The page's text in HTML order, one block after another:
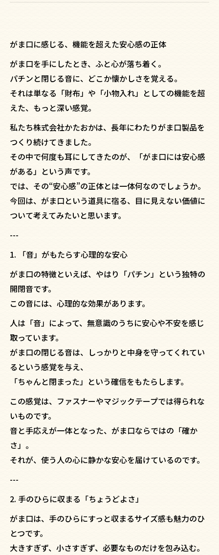
がま口に感じる、機能を超えた安心感の正体
がま口を手にしたとき、ふと心が落ち着く。
パチンと閉じる音に、どこか懐かしさを覚える。
それは単なる「財布」や「小物入れ」としての機能を超
えた、もっと深い感覚。
私たち株式会社かたおかは、長年にわたりがま口製品を
つくり続けてきました。
その中で何度も耳にしてきたのが、「がま口には安心感
がある」という声です。
では、その“安心感”の正体とは一体何なのでしょうか。
今回は、がま口という道具に宿る、目に見えない価値に
ついて考えてみたいと思います。
---
1. 「音」がもたらす心理的な安心
がま口の特徴といえば、やはり「パチン」という独特の
開閉音です。
この音には、心理的な効果があります。
人は「音」によって、無意識のうちに安心や不安を感じ
取っています。
がま口の閉じる音は、しっかりと中身を守ってくれてい
るという感覚を与え、
「ちゃんと閉まった」という確信をもたらします。
この感覚は、ファスナーやマジックテープでは得られな
いものです。
音と手応えが一体となった、がま口ならではの「確か
さ」。
それが、使う人の心に静かな安心を届けているのです。
---
2. 手のひらに収まる「ちょうどよさ」
がま口は、手のひらにすっと収まるサイズ感も魅力のひ
とつです。
大きすぎず、小さすぎず、必要なものだけを包み込む。